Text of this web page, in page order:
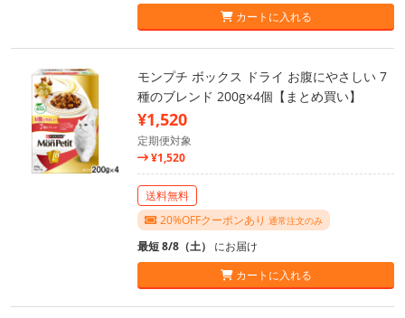
カートに入れる
モンプチ ボックス ドライ お腹にやさしい 7
種のブレンド 200g×4個【まとめ買い】
¥1,520
定期便対象
¥1,520
送料無料
20%OFFクーポンあり 通常注文のみ
最短 8/8（土） にお届け
カートに入れる